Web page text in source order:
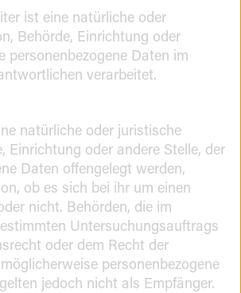
ist eine natürliche oder
Behörde, Einrichtung oder
personenbezogene Daten im
verarbeitet.
natürliche oder juristische
Einrichtung oder andere Stelle, der
Daten offengelegt werden,
ob es sich bei ihr um einen
nicht. Behörden, die im
Untersuchungsauftrags
oder dem Recht der
personenbezogene
jedoch nicht als Empfänger.